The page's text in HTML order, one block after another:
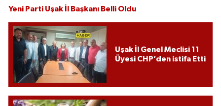
Yeni Parti Uşak İl Başkanı Belli Oldu
Uşak İl Genel Meclisi 11
Üyesi CHP’den istifa Etti